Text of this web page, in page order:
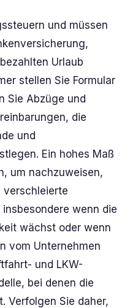
und müssen
Urlaub
stellen Sie Formular
Sie Abzüge und
die
und
Ein hohes Maß
um nachzuweisen,
verschleierte
wenn die
wächst oder wenn
vom Unternehmen
und LKW-
bei denen die
Verfolgen Sie daher,